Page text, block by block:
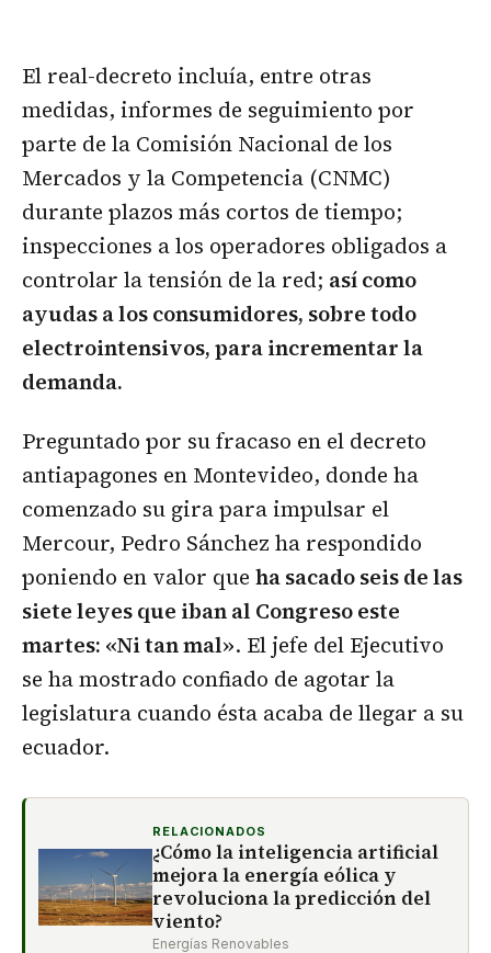
El real-decreto incluía, entre otras
medidas, informes de seguimiento por
parte de la Comisión Nacional de los
Mercados y la Competencia (CNMC)
durante plazos más cortos de tiempo;
inspecciones a los operadores obligados a
controlar la tensión de la red; así como
ayudas a los consumidores, sobre todo
electrointensivos, para incrementar la
demanda.
Preguntado por su fracaso en el decreto
antiapagones en Montevideo, donde ha
comenzado su gira para impulsar el
Mercour, Pedro Sánchez ha respondido
poniendo en valor que ha sacado seis de las
siete leyes que iban al Congreso este
martes: «Ni tan mal». El jefe del Ejecutivo
se ha mostrado confiado de agotar la
legislatura cuando ésta acaba de llegar a su
ecuador.
RELACIONADOS
¿Cómo la inteligencia artificial
mejora la energía eólica y
revoluciona la predicción del
viento?
Energías Renovables